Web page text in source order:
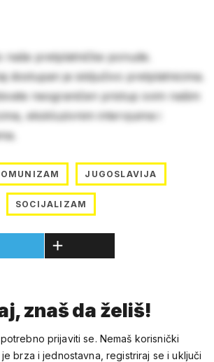
naše pretplatničke ponude.
dostupan je isključivo pretplatnicima.
neograničen pristup svim našim
ekskluzivnim intervjuima i
JUGOSLAVIJA
SOCIJALIZAM
znaš da želiš!
prijaviti se. Nemaš korisnički
brza i jednostavna, registriraj se i uključi